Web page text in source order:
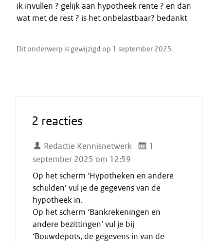
ik invullen ? gelijk aan hypotheek rente ? en dan
wat met de rest ? is het onbelastbaar? bedankt
Dit onderwerp is gewijzigd op 1 september 2025.
2 reacties
Redactie Kennisnetwerk
1
september 2025 om 12:59
Op het scherm ‘Hypotheken en andere
schulden’ vul je de gegevens van de
hypotheek in.
Op het scherm ‘Bankrekeningen en
andere bezittingen’ vul je bij
‘Bouwdepots, de gegevens in van de